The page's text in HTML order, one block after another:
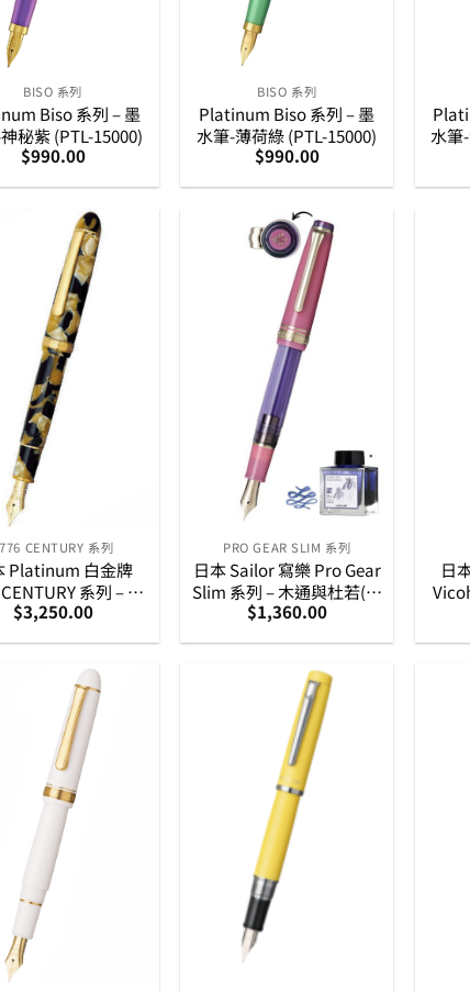
BISO 系列
Biso 系列 – 墨
秘紫 (PTL-15000)
$990.00
BISO 系列
Platinum Biso 系列 – 墨
水筆-薄荷綠 (PTL-15000)
$990.00
水筆
CENTURY 系列
Platinum 白金牌
系列 – 賽
(Celluloid) 物料玉黑
$3,250.00
PRO GEAR SLIM 系列
日本 Sailor 寫樂 Pro Gear
Slim 系列 – 木通與杜若(粉
紅)萬葉特別版 14K 黃金筆
$1,360.00
日